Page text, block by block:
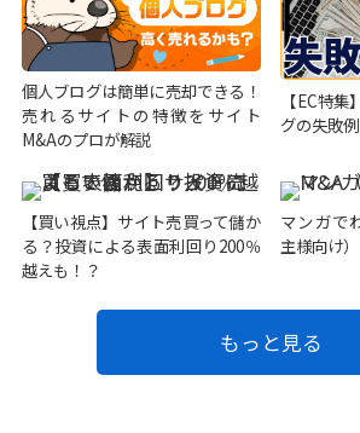
個人ブログは簡単に売却できる！
売れるサイトの特徴をサイト
M&Aのプロが解説
【EC特
グの失敗
【買い視点】サイト売買って儲か
る？投資による表面利回り200％
越えも！？
マンガで
主様向け）
もっと見る